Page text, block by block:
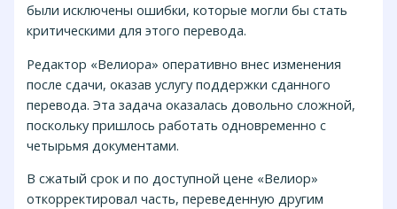
были исключены ошибки, которые могли бы стать
критическими для этого перевода.
Редактор «Велиора» оперативно внес изменения
после сдачи, оказав услугу поддержки сданного
перевода. Эта задача оказалась довольно сложной,
поскольку пришлось работать одновременно с
четырьмя документами.
В сжатый срок и по доступной цене «Велиор»
откорректировал часть, переведенную другим